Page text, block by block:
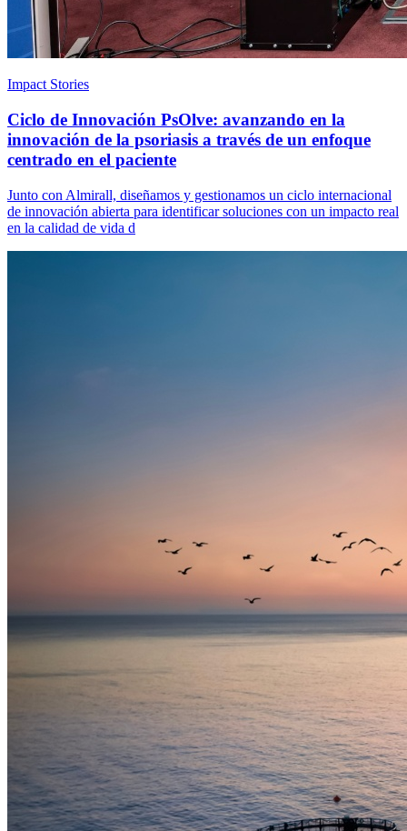
Impact Stories
Ciclo de Innovación PsOlve: avanzando en la
innovación de la psoriasis a través de un enfoque
centrado en el paciente
Junto con Almirall, diseñamos y gestionamos un ciclo internacional
de innovación abierta para identificar soluciones con un impacto real
en la calidad de vida d